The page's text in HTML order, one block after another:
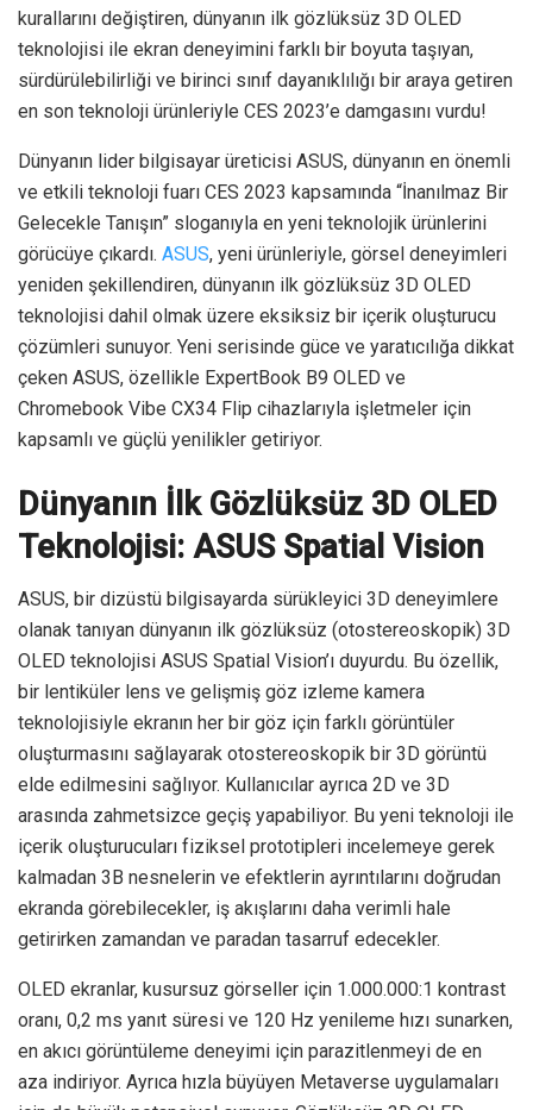
kurallarını değiştiren, dünyanın ilk gözlüksüz 3D OLED
teknolojisi ile ekran deneyimini farklı bir boyuta taşıyan,
sürdürülebilirliği ve birinci sınıf dayanıklılığı bir araya getiren
en son teknoloji ürünleriyle CES 2023’e damgasını vurdu!
Dünyanın lider bilgisayar üreticisi ASUS, dünyanın en önemli
ve etkili teknoloji fuarı CES 2023 kapsamında “İnanılmaz Bir
Gelecekle Tanışın” sloganıyla en yeni teknolojik ürünlerini
görücüye çıkardı. ASUS, yeni ürünleriyle, görsel deneyimleri
yeniden şekillendiren, dünyanın ilk gözlüksüz 3D OLED
teknolojisi dahil olmak üzere eksiksiz bir içerik oluşturucu
çözümleri sunuyor. Yeni serisinde güce ve yaratıcılığa dikkat
çeken ASUS, özellikle ExpertBook B9 OLED ve
Chromebook Vibe CX34 Flip cihazlarıyla işletmeler için
kapsamlı ve güçlü yenilikler getiriyor.
Dünyanın İlk Gözlüksüz 3D OLED
Teknolojisi: ASUS Spatial Vision
ASUS, bir dizüstü bilgisayarda sürükleyici 3D deneyimlere
olanak tanıyan dünyanın ilk gözlüksüz (otostereoskopik) 3D
OLED teknolojisi ASUS Spatial Vision’ı duyurdu. Bu özellik,
bir lentiküler lens ve gelişmiş göz izleme kamera
teknolojisiyle ekranın her bir göz için farklı görüntüler
oluşturmasını sağlayarak otostereoskopik bir 3D görüntü
elde edilmesini sağlıyor. Kullanıcılar ayrıca 2D ve 3D
arasında zahmetsizce geçiş yapabiliyor. Bu yeni teknoloji ile
içerik oluşturucuları fiziksel prototipleri incelemeye gerek
kalmadan 3B nesnelerin ve efektlerin ayrıntılarını doğrudan
ekranda görebilecekler, iş akışlarını daha verimli hale
getirirken zamandan ve paradan tasarruf edecekler.
OLED ekranlar, kusursuz görseller için 1.000.000:1 kontrast
oranı, 0,2 ms yanıt süresi ve 120 Hz yenileme hızı sunarken,
en akıcı görüntüleme deneyimi için parazitlenmeyi de en
aza indiriyor. Ayrıca hızla büyüyen Metaverse uygulamaları